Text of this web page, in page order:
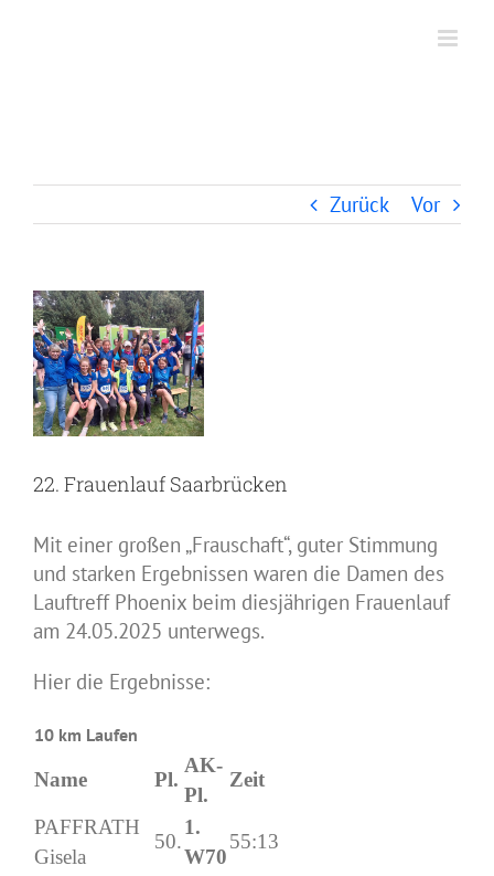
Zurück Vor
Zeige
grösseres
Bild
22. Frauenlauf Saarbrücken
Mit einer großen „Frauschaft“, guter Stimmung
und starken Ergebnissen waren die Damen des
Lauftreff Phoenix beim diesjährigen Frauenlauf
am 24.05.2025 unterwegs.
Hier die Ergebnisse:
10 km Laufen
Name Pl.
AK-
Pl.
Zeit
PAFFRATH
Gisela
50.
1.
W70
55:13